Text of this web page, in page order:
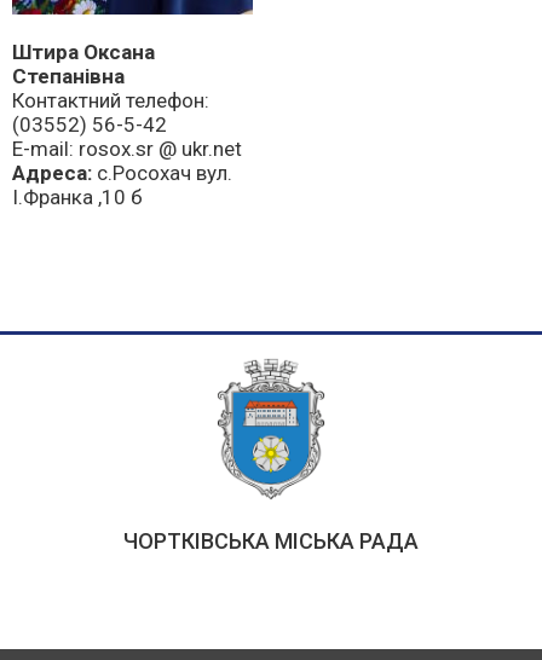
Штира Оксана
Степанівна
Контактний телефон:
(03552) 56-5-42
E-mail: rosox.sr @ ukr.net
Адреса: с.Росохач вул.
І.Франка ,10 б
ЧОРТКІВСЬКА МІСЬКА РАДА